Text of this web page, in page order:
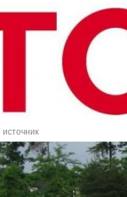
источник